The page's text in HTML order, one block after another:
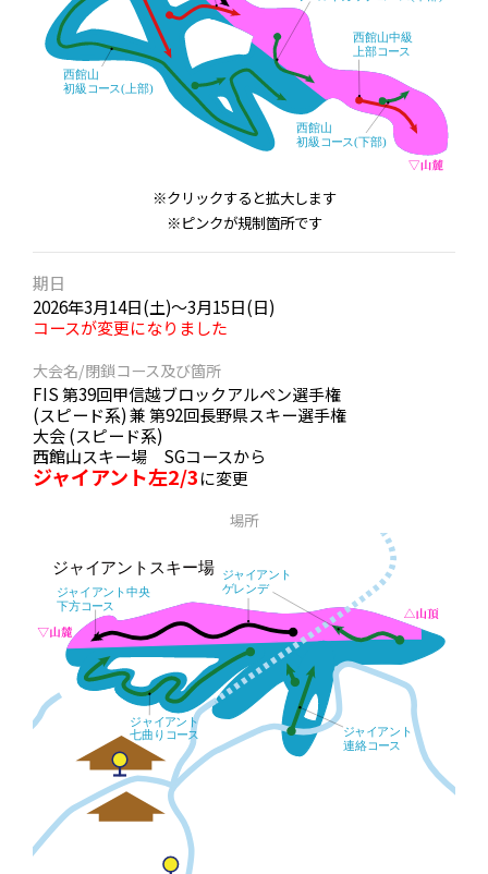
※クリックすると拡大します
※ピンクが規制箇所です
期日
2026年3月14日(土)～3月15日(日)
コースが変更になりました
大会名/閉鎖コース及び箇所
FIS 第39回甲信越ブロックアルペン選手権
(スピード系) 兼 第92回長野県スキー選手権
大会 (スピード系)
西館山スキー場 SGコースから
ジャイアント左2/3に変更
場所